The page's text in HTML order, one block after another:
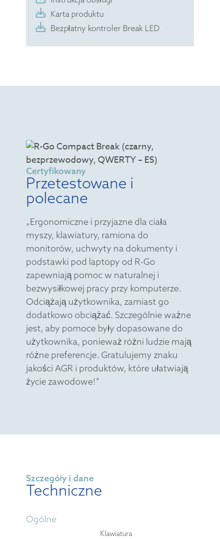
Karta produktu
Bezpłatny kontroler Break LED
Certyfikowany
Przetestowane i
polecane
„Ergonomiczne i przyjazne dla ciała
myszy, klawiatury, ramiona do
monitorów, uchwyty na dokumenty i
podstawki pod laptopy od R-Go
zapewniają pomoc w naturalnej i
bezwysiłkowej pracy przy komputerze.
Odciążają użytkownika, zamiast go
dodatkowo obciążać. Szczególnie ważne
jest, aby pomoce były dopasowane do
użytkownika, ponieważ różni ludzie mają
różne preferencje. Gratulujemy znaku
jakości AGR i produktów, które ułatwiają
życie zawodowe!”
Szczegóły i dane
Techniczne
Ogólne
Klawiatura